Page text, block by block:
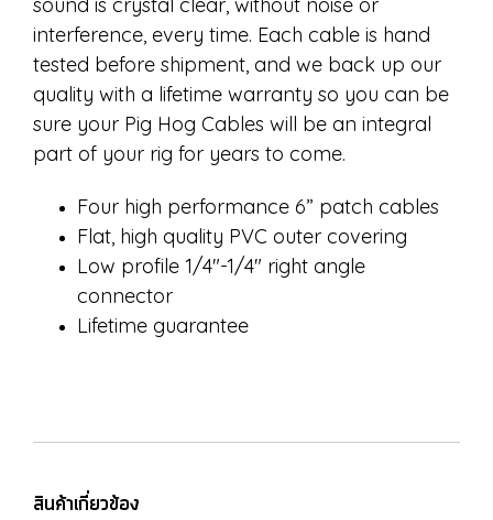
interference, every time. Each cable is hand
tested before shipment, and we back up our
quality with a lifetime warranty so you can be
sure your Pig Hog Cables will be an integral
part of your rig for years to come.
Four high performance 6” patch cables
Flat, high quality PVC outer covering
Low profile 1/4"-1/4" right angle
connector
Lifetime guarantee
สินค้าเกี่ยวข้อง